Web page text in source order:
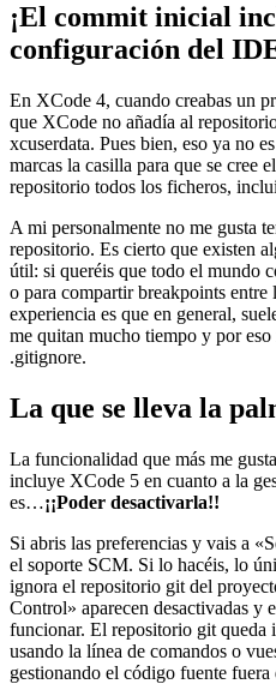
¡El commit inicial
configuración del
En XCode 4, cuando creabas un
que XCode no añadía al
xcuserdata. Pues bien, eso ya no
marcas la casilla para que se cree
repositorio todos los ficheros,
A mi personalmente no me gusta
repositorio. Es cierto que existen
útil: si queréis que todo el mundo
o para compartir breakpoints
experiencia es que en general,
me quitan mucho tiempo y por eso
.gitignore.
La que se lleva la
La funcionalidad que más me
incluye XCode 5 en cuanto a la
es…¡¡Poder desactivarla!!
Si abris las preferencias y vais a
el soporte SCM. Si lo hacéis, lo
ignora el repositorio git del
Control» aparecen desactivadas y
funcionar. El repositorio git queda
usando la línea de comandos o
gestionando el código fuente